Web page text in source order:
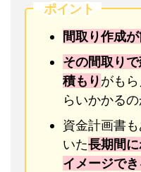
ポイント
間取り作成
その間取り
積もりがも
らいかかる
資金計画書
いた長期間
イメージでき